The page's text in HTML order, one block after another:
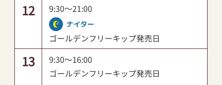
12 9:30～21:00
ナイター
ゴールデンフリーキップ発売日
13
9:30～16:00
ゴールデンフリーキップ発売日